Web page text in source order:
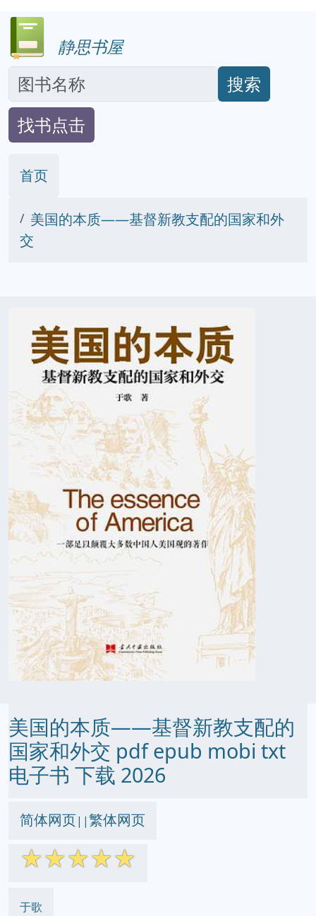
静思书屋
搜索
找书点击
首页
美国的本质——基督新教支配的国家和外
交
美国的本质——基督新教支配的
国家和外交 pdf epub mobi txt
电子书 下载 2026
简体网页||繁体网页
☆☆☆☆☆
于歌